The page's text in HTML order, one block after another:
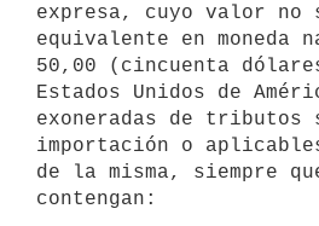
expresa, cuyo valor no
equivalente en moneda
50,00 (cincuenta
Estados Unidos de
exoneradas de tributos
importación o
de la misma, siempre
contengan: